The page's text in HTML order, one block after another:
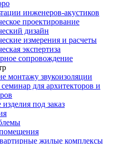
инженеров-акустиков
проектирование
дизайн
измерения и расчеты
экспертиза
сопровождение
монтажу звукоизоляции
для архитекторов и
под заказ
жилые комплексы